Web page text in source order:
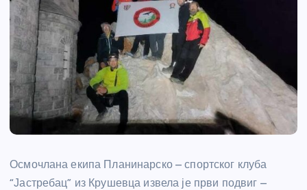
Осмочлана екипа Планинарско – спортског клуба
“Јастребац” из Крушевца извела је први подвиг –